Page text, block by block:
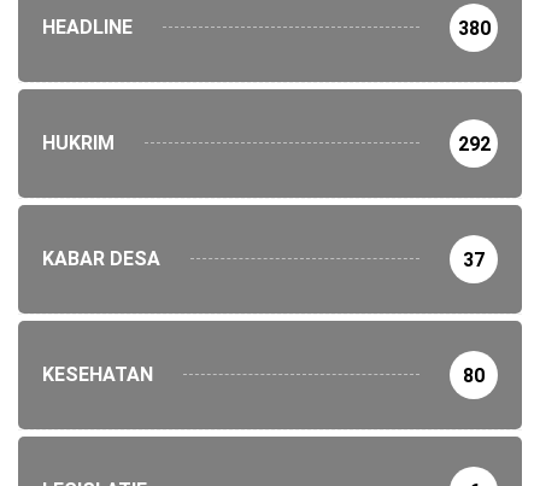
HEADLINE 380
HUKRIM 292
KABAR DESA 37
KESEHATAN 80